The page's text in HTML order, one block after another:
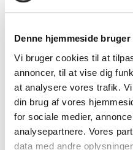
Denne hjemmeside
Vi bruger cookies til at
annoncer, til at vise dig
at analysere vores trafik.
din brug af vores
for sociale medier,
analysepartnere. Vores
data med andre
Contrans anbefaler
etablere et samarbejde
andre virksomheder.
kører rigtig godt, og nu
vi er stadig glade. Som
ingen bøvl – så har jeg
afslutter Anders Linnet.